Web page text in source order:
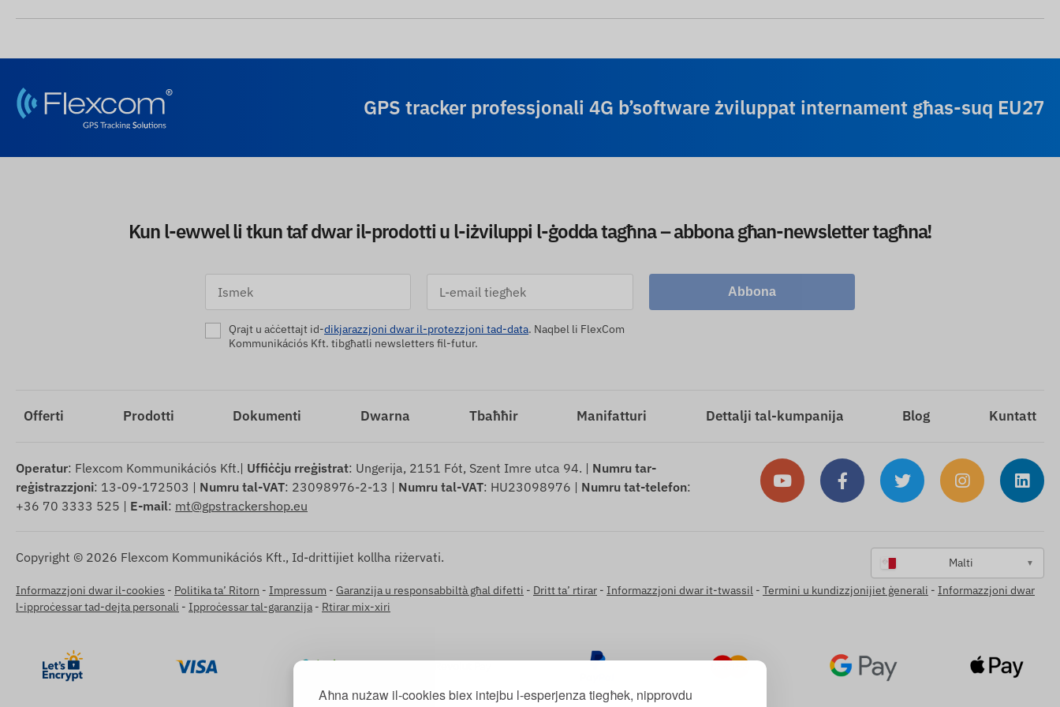
Aħna nużaw il-cookies biex intejbu l-esperjenza tiegħek, nipprovdu
GPS tracker professjonali 4G b’software żviluppat internament għas-suq EU27
Kun l-ewwel li tkun taf dwar il-prodotti u l-iżviluppi l-ġodda tagħna – abbona għan-newsletter tagħna!
Abbona
Qrajt u aċċettajt id-dikjarazzjoni dwar il-protezzjoni tad-data. Naqbel li FlexCom
Kommunikációs Kft. tibgħatli newsletters fil-futur.
Offerti Prodotti Dokumenti Dwarna Tbaħħir Manifatturi Dettalji tal-kumpanija Blog Kuntatt
Operatur: Flexcom Kommunikációs Kft.| Uffiċċju rreġistrat: Ungerija, 2151 Fót, Szent Imre utca 94. | Numru tar-
reġistrazzjoni: 13-09-172503 | Numru tal-VAT: 23098976-2-13 | Numru tal-VAT: HU23098976 | Numru tat-telefon:
+36 70 3333 525 | E-mail: mt@gpstrackershop.eu
Copyright © 2026 Flexcom Kommunikációs Kft., Id-drittijiet kollha riżervati. Malti ▼
Informazzjoni dwar il-cookies - Politika ta’ Ritorn - Impressum - Garanzija u responsabbiltà għal difetti - Dritt ta’ rtirar - Informazzjoni dwar it-twassil - Termini u kundizzjonijiet ġenerali - Informazzjoni dwar
l-ipproċessar tad-dejta personali - Ipproċessar tal-garanzija - Rtirar mix-xiri